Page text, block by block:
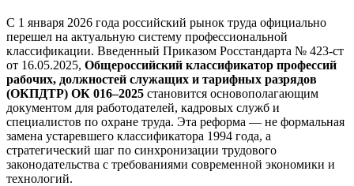
С 1 января 2026 года российский рынок труда официально
перешел на актуальную систему профессиональной
классификации. Введенный Приказом Росстандарта № 423-ст
от 16.05.2025, Общероссийский классификатор профессий
рабочих, должностей служащих и тарифных разрядов
(ОКПДТР) ОК 016–2025 становится основополагающим
документом для работодателей, кадровых служб и
специалистов по охране труда. Эта реформа — не формальная
замена устаревшего классификатора 1994 года, а
стратегический шаг по синхронизации трудового
законодательства с требованиями современной экономики и
технологий.